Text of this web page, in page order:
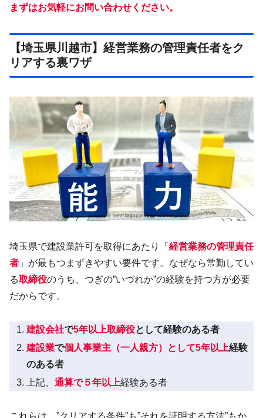
まずはお気軽にお問い合わせください。
【埼玉県川越市】経営業務の管理責任者をク
リアする裏ワザ
埼玉県で建設業許可を取得にあたり「 経営業務の管理責任
者 」が最もつまずきやすい要件です。なぜなら常勤してい
る取締役のうち、つぎの”いづれか”の経験を持つ方が必要
だからです。
建設会社で5年以上取締役として経験のある者
建設業で個人事業主（一人親方）として5年以上経験
のある者
上記、通算で５年以上経験ある者
これらは、”クリアする条件”も”それを証明する方法”もか